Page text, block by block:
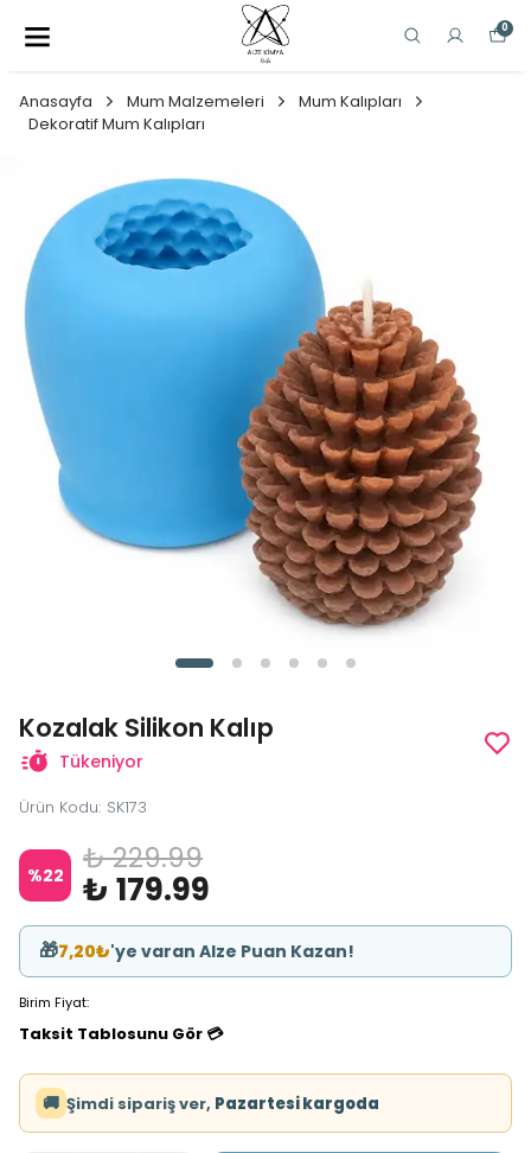
0
Anasayfa Mum Malzemeleri
Mum Kalıpları
Dekoratif Mum Kalıpları
Kozalak Silikon Kalıp
Tükeniyor
Ürün Kodu: SK173
%22 ₺ 229.99
₺ 179.99
🎁7,20₺'ye varan Alze Puan Kazan!
Birim Fiyat:
Taksit Tablosunu Gör 💳
🚚 Şimdi sipariş ver, Pazartesi kargoda